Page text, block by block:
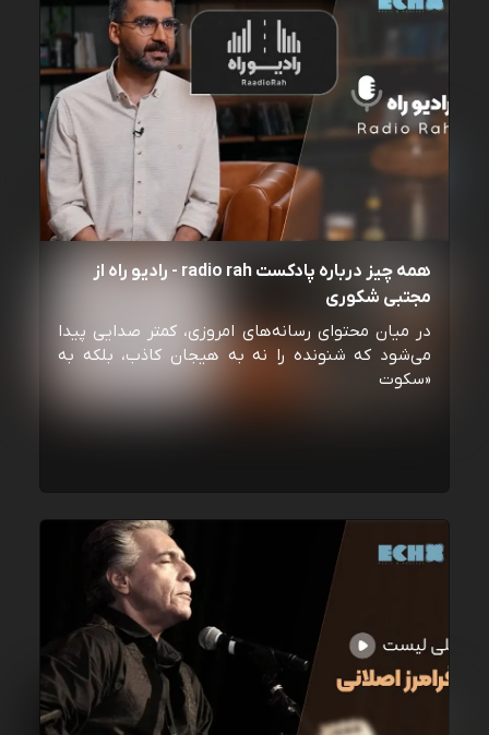
همه چیز درباره پادکست radio rah - رادیو راه از
مجتبی شکوری
در میان محتوای رسانه‌های امروزی، کمتر صدایی پیدا
می‌شود که شنونده را نه به هیجان کاذب، بلکه به
«سکوت